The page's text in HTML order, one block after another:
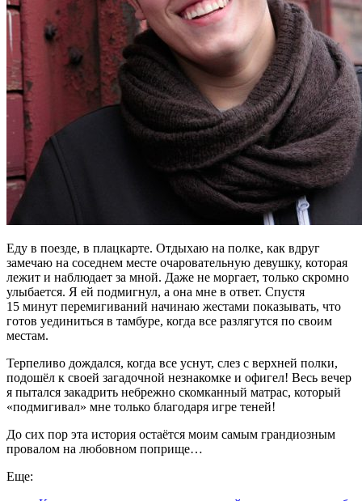
Еду в поезде, в плацкарте. Отдыхаю на полке, как вдруг
замечаю на соседнем месте очаровательную девушку, которая
лежит и наблюдает за мной. Даже не моргает, только скромно
улыбается. Я ей подмигнул, а она мне в ответ. Спустя
15 минут перемигиваний начинаю жестами показывать, что
готов уединиться в тамбуре, когда все разлягутся по своим
местам.
Терпеливо дождался, когда все уснут, слез с верхней полки,
подошёл к своей загадочной незнакомке и офигел! Весь вечер
я пытался закадрить небрежно скомканный матрас, который
«подмигивал» мне только благодаря игре теней!
До сих пор эта история остаётся моим самым грандиозным
провалом на любовном поприще…
Еще: